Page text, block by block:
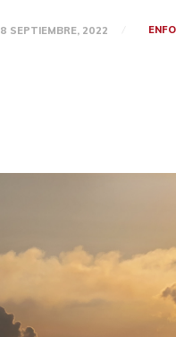
8 SEPTIEMBRE, 2022